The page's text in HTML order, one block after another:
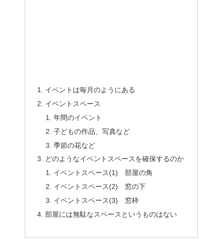
イベントは毎月のようにある
イベントスペース
年間のイベント
子どもの作品、写真など
季節の花など
どのようなイベントスペースを確保するのか
イベントスペース(1) 部屋の角
イベントスペース(2) 窓の下
イベントスペース(3) 窓枠
部屋には無駄なスペースというものはない